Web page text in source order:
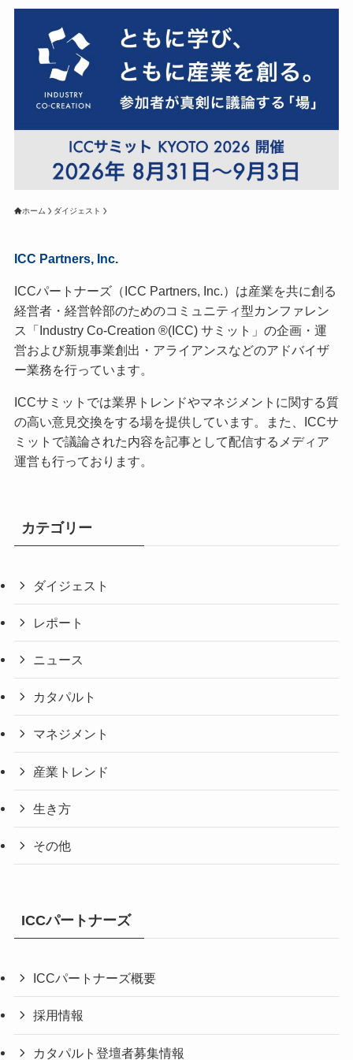
ホーム ダイジェスト
ICC Partners, Inc.
ICCパートナーズ（ICC Partners, Inc.）は産業を共に創る
経営者・経営幹部のためのコミュニティ型カンファレン
ス「Industry Co-Creation ®(ICC) サミット」の企画・運
営および新規事業創出・アライアンスなどのアドバイザ
ー業務を行っています。
ICCサミットでは業界トレンドやマネジメントに関する質
の高い意見交換をする場を提供しています。また、ICCサ
ミットで議論された内容を記事として配信するメディア
運営も行っております。
カテゴリー
ダイジェスト
レポート
ニュース
カタパルト
マネジメント
産業トレンド
生き方
その他
ICCパートナーズ
ICCパートナーズ概要
採用情報
カタパルト登壇者募集情報